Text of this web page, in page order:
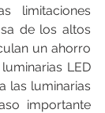
limitaciones
de los altos
un ahorro
LED
las luminarias
importante